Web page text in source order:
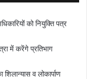
को नियुक्ति पत्र
में करेंगे प्रतिभाग
व लोकार्पाण